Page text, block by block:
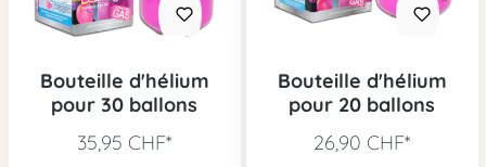
Bouteille d'hélium
pour 30 ballons
35,95 CHF*
Bouteille d'hélium
pour 20 ballons
26,90 CHF*